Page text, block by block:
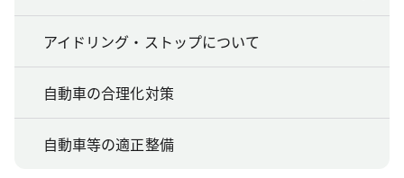
アイドリング・ストップについて
自動車の合理化対策
自動車等の適正整備